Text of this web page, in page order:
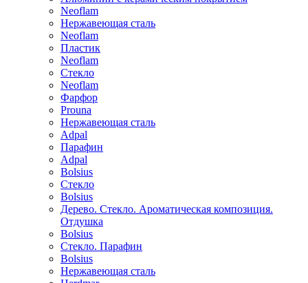
Neoflam
Нержавеющая сталь
Neoflam
Пластик
Neoflam
Стекло
Neoflam
Фарфор
Prouna
Нержавеющая сталь
Adpal
Парафин
Adpal
Bolsius
Стекло
Bolsius
Дерево. Стекло. Ароматическая композиция.
Отдушка
Bolsius
Стекло. Парафин
Bolsius
Нержавеющая сталь